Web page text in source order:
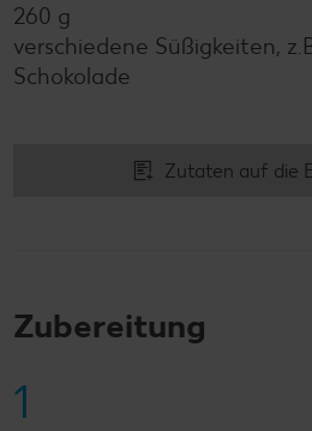
260 g
verschiedene Süßigkeiten,
Schokolade
Zutaten auf die
Zubereitung
1